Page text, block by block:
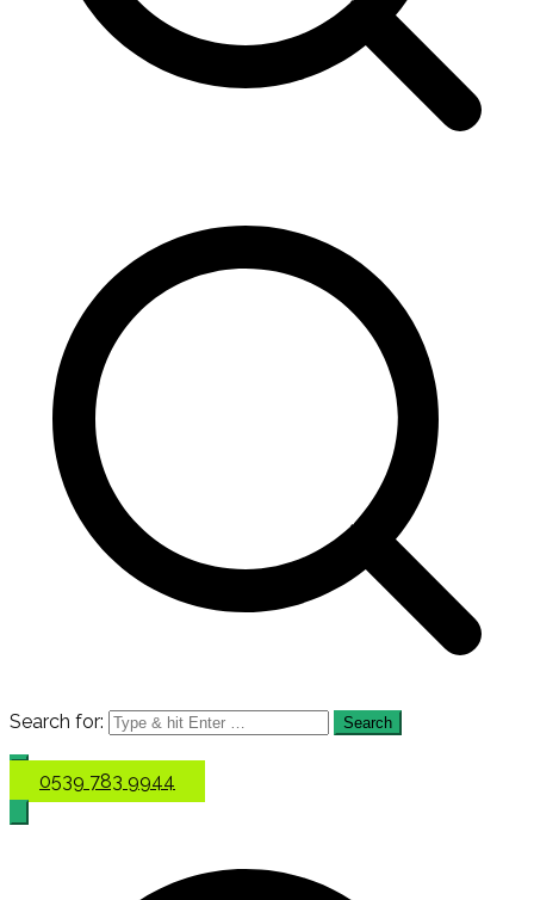
Search for:
0539 783 9944